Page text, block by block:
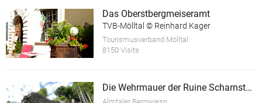
Das Oberstbergmeiseramt
TVB-Mölltal © Reinhard Kager
Tourismusverband Mölltal
8150 Visits
Die Wehrmauer der Ruine Scharnstein
Almtaler Bergwiesn